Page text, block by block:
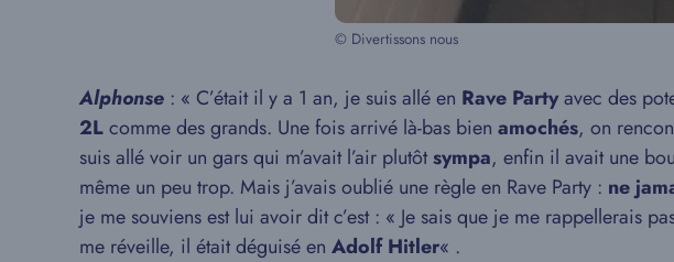
© Divertissons nous
Alphonse : « C’était il y a 1 an, je suis allé en Rave Partyavec des
2Lcomme des grands. Une fois arrivé là-bas bien amochés, on
suis allé voir un gars qui m’avait l’air plutôtsympa, enfin il avait une
même un peu trop. Mais j’avais oublié une règle en Rave Party : ne
je me souviens est lui avoir dit c’est : « Je sais que je me rappellerais
me réveille, il était déguisé en Adolf Hitler« .